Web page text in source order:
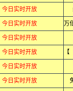
今日实时开放
今日实时开放
今日实时开放
今日实时开放
今日实时开放
今日实时开放